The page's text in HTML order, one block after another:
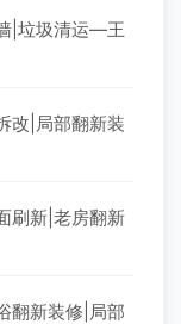
|垃圾清运—王
改|局部翻新装
刷新|老房翻新
翻新装修|局部